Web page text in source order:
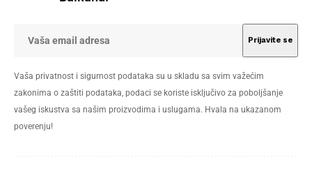
Vaša privatnost i sigurnost podataka su u skladu sa svim važećim
zakonima o zaštiti podataka, podaci se koriste isključivo za poboljšanje
vašeg iskustva sa našim proizvodima i uslugama. Hvala na ukazanom
poverenju!